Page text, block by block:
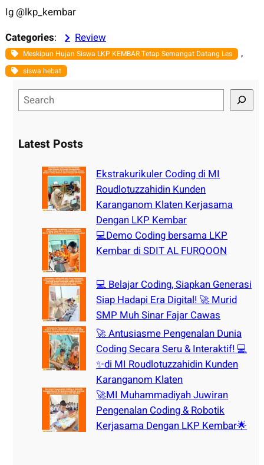
Ig @lkp_kembar
Categories: Review
Meskipun Hujan Siswa LKP KEMBAR Tetap Semangat Datang Les ,
siswa hebat
e
rLatest Posts
Ekstrakurikuler Coding di MI
Roudlotuzzahidin Kunden
Karanganom Klaten Kerjasama
Dengan LKP Kembar
💻Demo Coding bersama LKP
Kembar di SDIT AL FURQOON
💻 Belajar Coding, Siapkan Generasi
Siap Hadapi Era Digital! 🚀 Murid
SMP Muh Sinar Fajar Cawas
🚀 Antusiasme Pengenalan Dunia
Coding Secara Seru & Interaktif! 💻
✨di MI Roudlotuzzahidin Kunden
Karanganom Klaten
🚀MI Muhammadiyah Juwiran
Pengenalan Coding & Robotik
Kerjasama Dengan LKP Kembar🌟